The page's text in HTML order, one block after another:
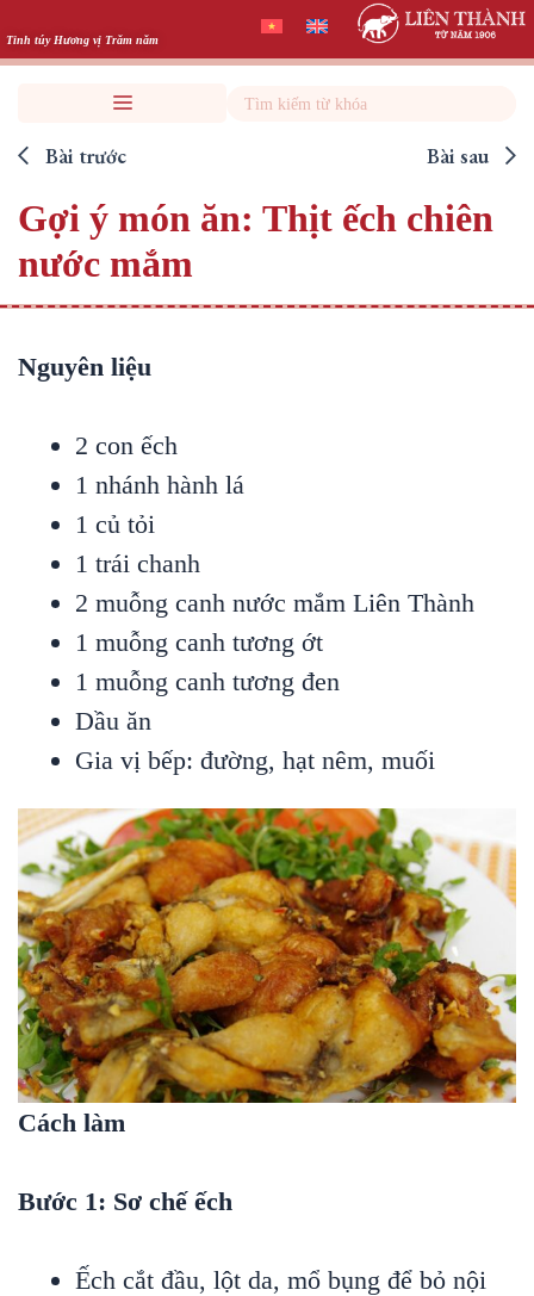
to
content
Tinh túy Hương vị Trăm năm
Search
Bài trước Bài sau
Gợi ý món ăn: Thịt ếch chiên
nước mắm
Nguyên liệu
2 con ếch
1 nhánh hành lá
1 củ tỏi
1 trái chanh
2 muỗng canh nước mắm Liên Thành
1 muỗng canh tương ớt
1 muỗng canh tương đen
Dầu ăn
Gia vị bếp: đường, hạt nêm, muối
Cách làm
Bước 1: Sơ chế ếch
Ếch cắt đầu, lột da, mổ bụng để bỏ nội